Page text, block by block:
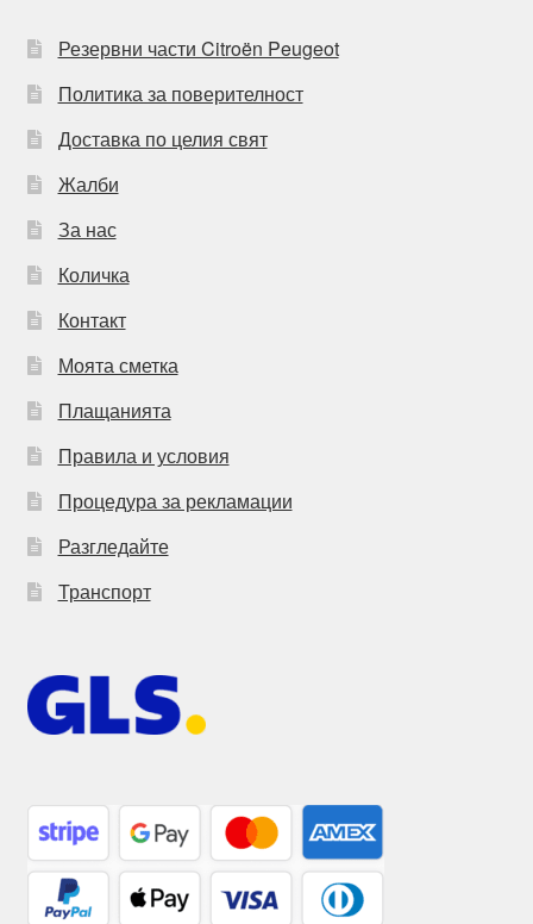
Резервни части Citroën Peugeot
Политика за поверителност
Доставка по целия свят
Жалби
За нас
Количка
Контакт
Моята сметка
Плащанията
Правила и условия
Процедура за рекламации
Разгледайте
Транспорт